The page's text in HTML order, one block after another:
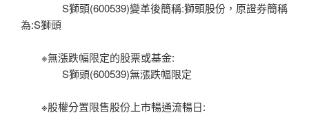
S獅頭(600539)變革後簡稱:獅頭股份，原證券簡稱
為:S獅頭
※無漲跌幅限定的股票或基金:
S獅頭(600539)無漲跌幅限定
※股權分置限售股份上市暢通流暢日: